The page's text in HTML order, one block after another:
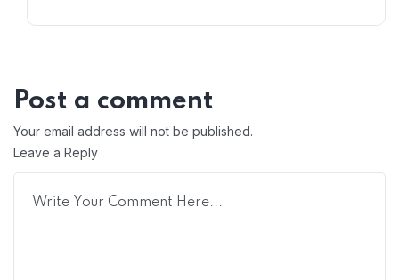
Post a comment
Your email address will not be published.
Leave a Reply